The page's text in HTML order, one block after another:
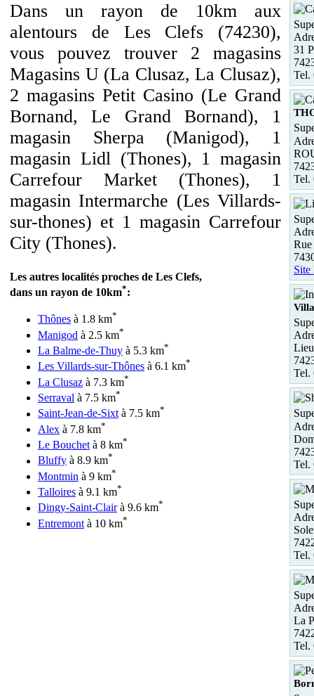
Dans un rayon de 10km aux
alentours de Les Clefs (74230),
vous pouvez trouver 2 magasins
Magasins U (La Clusaz, La Clusaz),
2 magasins Petit Casino (Le Grand
Bornand, Le Grand Bornand), 1
magasin Sherpa (Manigod), 1
magasin Lidl (Thones), 1 magasin
Carrefour Market (Thones), 1
magasin Intermarche (Les Villards-
sur-thones) et 1 magasin Carrefour
City (Thones).
Les autres localités proches de Les Clefs,
dans un rayon de 10km*:
Thônes à 1.8 km*
Manigod à 2.5 km*
La Balme-de-Thuy à 5.3 km*
Les Villards-sur-Thônes à 6.1 km*
La Clusaz à 7.3 km*
Serraval à 7.5 km*
Saint-Jean-de-Sixtà 7.5 km*
Alex à 7.8 km*
Le Bouchet à 8 km*
Bluffy à 8.9 km*
Montmin à 9 km*
Talloires à 9.1 km*
Dingy-Saint-Clairà 9.6 km*
Entremont à 10 km*
31
Tel.
Tel.
Site
Tel.
Tel.
Tel.
La
Tel.